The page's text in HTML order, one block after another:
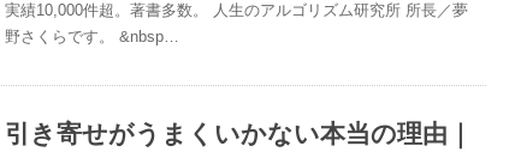
実績10,000件超。著書多数。 人生のアルゴリズム研究所 所長／夢
野さくらです。 &nbsp…
引き寄せがうまくいかない本当の理由｜